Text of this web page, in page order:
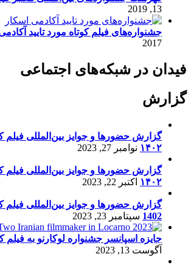
13, 2019
جشنواره‌های فیلم کوتاه مورد تایید
2017
فیدان در شبکه‌های اجتماعی
گزارش
گزارش حضورها و جوایز بین‌المللی فیلم
۱۴۰۲ نوامبر 27, 2023
گزارش حضورها و جوایز بین‌المللی فیلم
۱۴۰۲ اکتبر 22, 2023
گزارش حضورها و جوایز بین‌المللی فیلم
1402 سپتامبر 23, 2023
جایزه اسپانسر جشنواره لوکارنو به فیلم
آگوست 13, 2023